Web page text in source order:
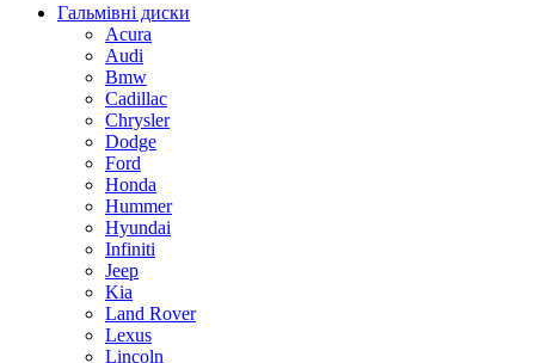
Гальмівні диски
Acura
Audi
Bmw
Cadillac
Chrysler
Dodge
Ford
Honda
Hummer
Hyundai
Infiniti
Jeep
Kia
Land Rover
Lexus
Lincoln